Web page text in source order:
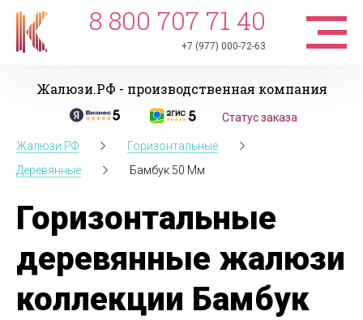
8 800 707 71 40
+7 (977) 000-72-63
Жалюзи.РФ - производственная компания
Статус заказа
Жалюзи.РФ
Горизонтальные
Деревянные
Бамбук 50 Мм
Горизонтальные
деревянные жалюзи
коллекции Бамбук